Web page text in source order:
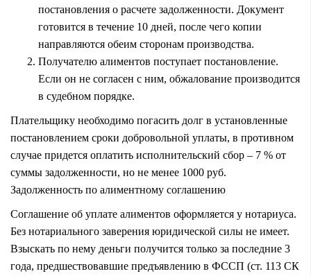
постановления о расчете задолженности. Документ
готовится в течение 10 дней, после чего копии
направляются обеим сторонам производства.
Получателю алиментов поступает постановление.
Если он не согласен с ним, обжалование производится
в судебном порядке.
Плательщику необходимо погасить долг в установленные
постановлением сроки добровольной уплаты, в противном
случае придется оплатить исполнительский сбор – 7 % от
суммы задолженности, но не менее 1000 руб.
Задолженность по алиментному соглашению
Соглашение об уплате алиментов оформляется у нотариуса.
Без нотариального заверения юридической силы не имеет.
Взыскать по нему деньги получится только за последние 3
года, предшествовавшие предъявлению в ФССП (ст. 113 СК